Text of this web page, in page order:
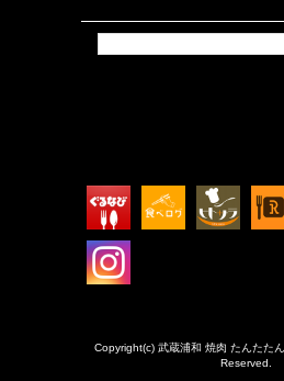
Copyright(c) 武蔵浦和 焼肉 たんたた
Reserved.